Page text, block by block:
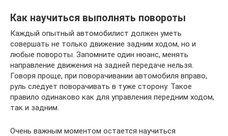
Как научиться выполнять повороты
Каждый опытный автомобилист должен уметь
совершать не только движение задним ходом, но и
любые повороты. Запомните один нюанс, менять
направление движения на задней передаче нельзя.
Говоря проще, при поворачивании автомобиля вправо,
руль следует поворачивать в туже сторону. Такое
правило одинаково как для управления передним ходом,
так и задним.
Очень важным моментом остается научиться